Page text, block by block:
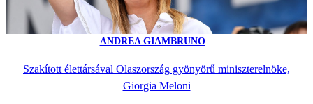
ANDREA GIAMBRUNO
Szakított élettársával Olaszország gyönyörű miniszterelnöke,
Giorgia Meloni